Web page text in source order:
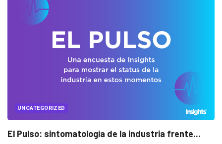
de la industria frente... Conectados